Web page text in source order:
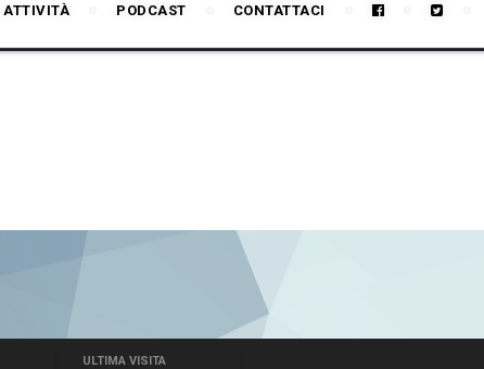
ATTIVITÀ PODCAST CONTATTACI
ULTIMA VISITA